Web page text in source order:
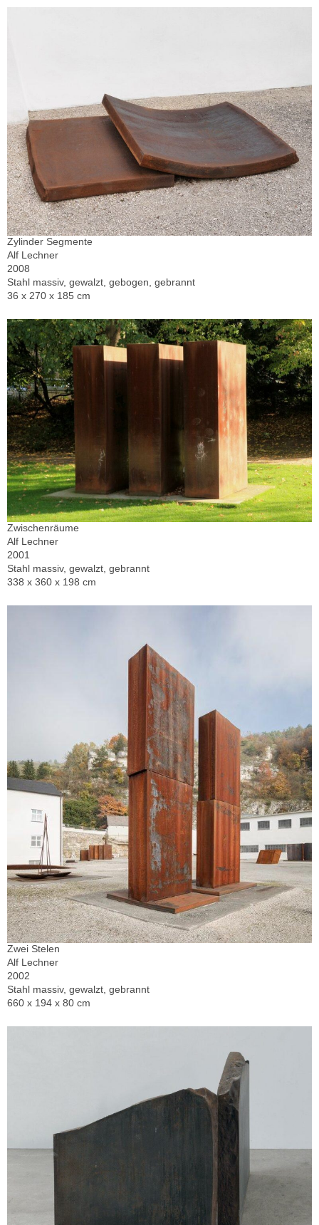
Zylinder Segmente
Alf Lechner
2008
Stahl massiv, gewalzt, gebogen, gebrannt
36 x 270 x 185 cm
Zwischenräume
Alf Lechner
2001
Stahl massiv, gewalzt, gebrannt
338 x 360 x 198 cm
Zwei Stelen
Alf Lechner
2002
Stahl massiv, gewalzt, gebrannt
660 x 194 x 80 cm